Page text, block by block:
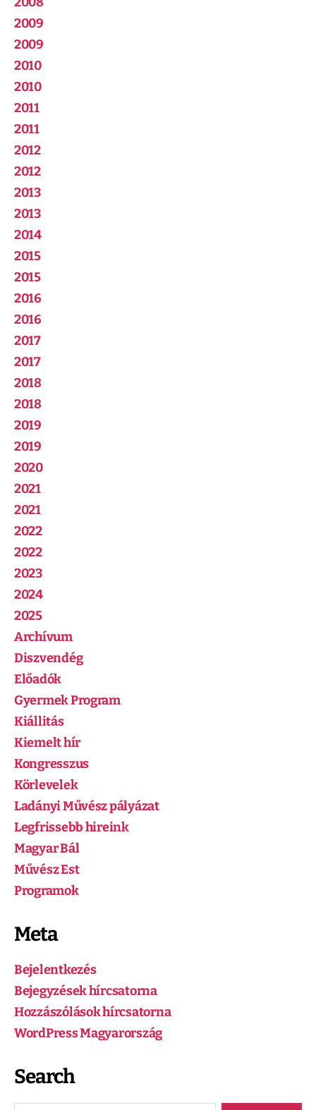
2009
2009
2010
2010
2011
2011
2012
2012
2013
2013
2014
2015
2015
2016
2016
2017
2017
2018
2018
2019
2019
2020
2021
2021
2022
2022
2023
2024
2025
Archívum
Diszvendég
Előadók
Gyermek Program
Kiállitás
Kiemelt hír
Kongresszus
Körlevelek
Ladányi Művész pályázat
Legfrissebb hireink
Magyar Bál
Művész Est
Programok
Meta
Bejelentkezés
Bejegyzések hírcsatorna
Hozzászólások hírcsatorna
WordPress Magyarország
Search